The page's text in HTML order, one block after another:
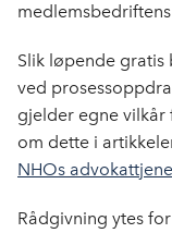
Slik løpende gratis
ved
gjelder egne vilkår
om dette i
NHOs
Rådgivning ytes for